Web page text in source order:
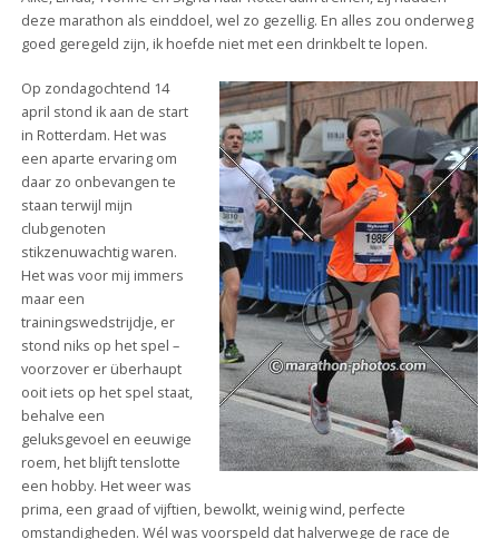
deze marathon als einddoel, wel zo gezellig. En alles zou onderweg
goed geregeld zijn, ik hoefde niet met een drinkbelt te lopen.
Op zondagochtend 14
april stond ik aan de start
in Rotterdam. Het was
een aparte ervaring om
daar zo onbevangen te
staan terwijl mijn
clubgenoten
stikzenuwachtig waren.
Het was voor mij immers
maar een
trainingswedstrijdje, er
stond niks op het spel –
voorzover er überhaupt
ooit iets op het spel staat,
behalve een
geluksgevoel en eeuwige
roem, het blijft tenslotte
een hobby. Het weer was
prima, een graad of vijftien, bewolkt, weinig wind, perfecte
omstandigheden. Wél was voorspeld dat halverwege de race de